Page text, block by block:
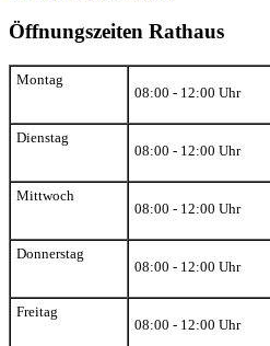
Öffnungszeiten Rathaus
Montag
08:00 - 12:00 Uhr
Dienstag
08:00 - 12:00 Uhr
Mittwoch
08:00 - 12:00 Uhr
Donnerstag
08:00 - 12:00 Uhr
Freitag
08:00 - 12:00 Uhr